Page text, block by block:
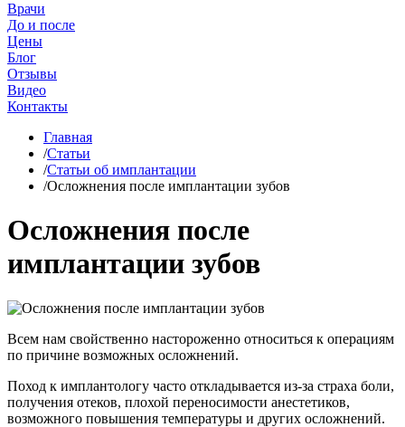
Врачи
До и после
Цены
Блог
Отзывы
Видео
Контакты
Главная
/Статьи
/Статьи об имплантации
/Осложнения после имплантации зубов
Осложнения после
имплантации зубов
Всем нам свойственно настороженно относиться к операциям
по причине возможных осложнений.
Поход к имплантологу часто откладывается из-за страха боли,
получения отеков, плохой переносимости анестетиков,
возможного повышения температуры и других осложнений.